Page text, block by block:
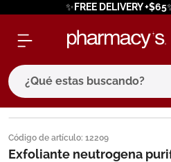
✨FREE DELIVERY
¿Qué estas buscando?
Código de artículo: 12209
Exfoliante neutrogena
términos más buscados
1. eucerin